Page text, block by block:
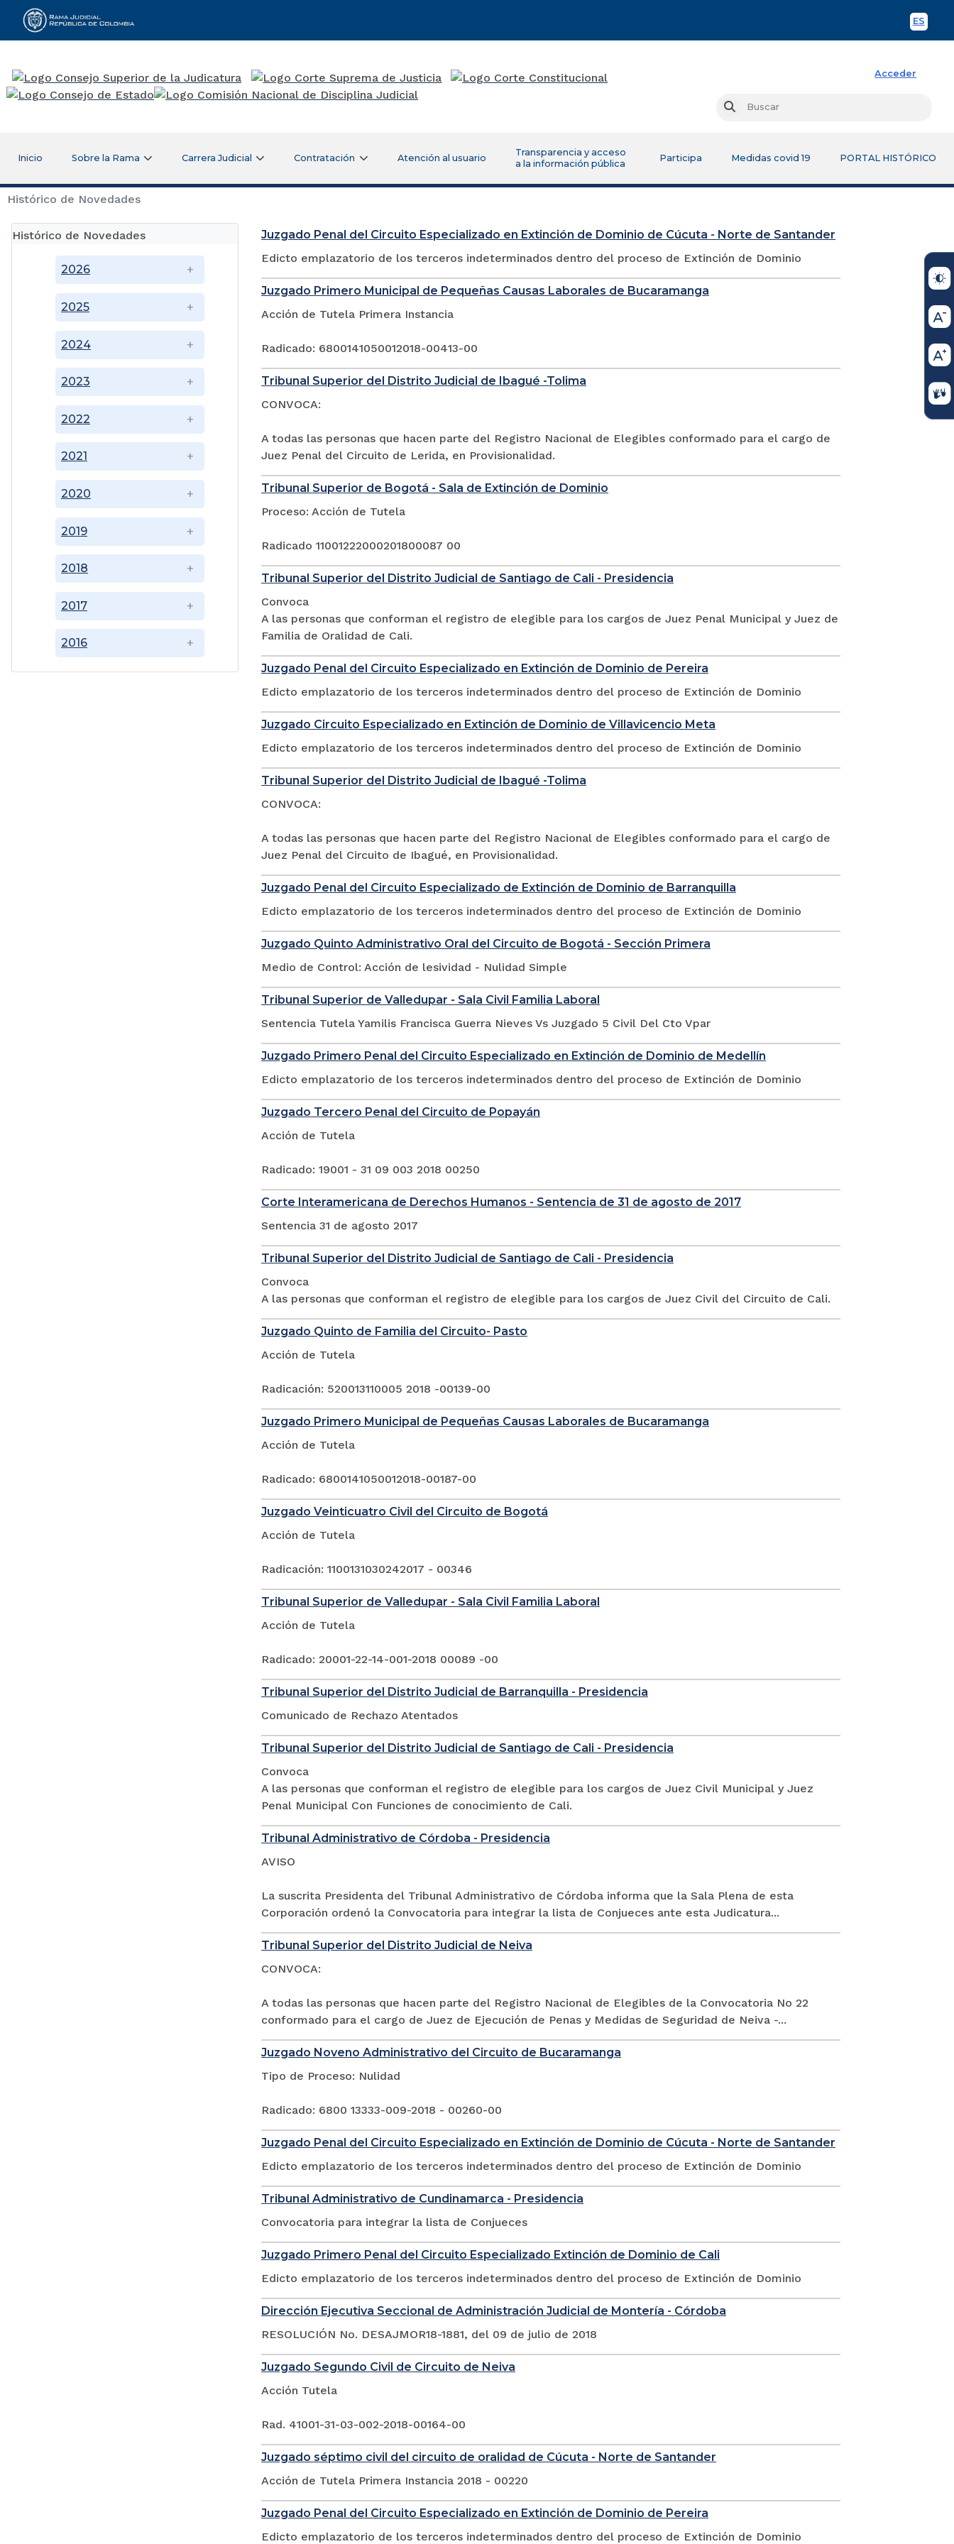
ES
Rama Judicial
Acceder
Buscar
Inicio Sobre la Rama Carrera Judicial Contratación Atención al usuario
Transparencia y acceso
a la información pública
Participa Medidas covid 19 PORTAL HISTÓRICO
Histórico de Novedades
Histórico de Novedades
2016
2017
2018
2019
2020
2021
2022
2023
2024
2025
2026
Juzgado Penal del Circuito Especializado en Extinción de Dominio de Cúcuta - Norte de Santander
Edicto emplazatorio de los terceros indeterminados dentro del proceso de Extinción de Dominio
Juzgado Primero Municipal de Pequeñas Causas Laborales de Bucaramanga
Acción de Tutela Primera Instancia
Radicado: 6800141050012018-00413-00
Tribunal Superior del Distrito Judicial de Ibagué -Tolima
CONVOCA:
A todas las personas que hacen parte del Registro Nacional de Elegibles conformado para el cargo de
Juez Penal del Circuito de Lerida, en Provisionalidad.
Tribunal Superior de Bogotá - Sala de Extinción de Dominio
Proceso: Acción de Tutela
Radicado 11001222000201800087 00
Tribunal Superior del Distrito Judicial de Santiago de Cali - Presidencia
Convoca
A las personas que conforman el registro de elegible para los cargos de Juez Penal Municipal y Juez de
Familia de Oralidad de Cali.
Juzgado Penal del Circuito Especializado en Extinción de Dominio de Pereira
Edicto emplazatorio de los terceros indeterminados dentro del proceso de Extinción de Dominio
Juzgado Circuito Especializado en Extinción de Dominio de Villavicencio Meta
Edicto emplazatorio de los terceros indeterminados dentro del proceso de Extinción de Dominio
Tribunal Superior del Distrito Judicial de Ibagué -Tolima
CONVOCA:
A todas las personas que hacen parte del Registro Nacional de Elegibles conformado para el cargo de
Juez Penal del Circuito de Ibagué, en Provisionalidad.
Juzgado Penal del Circuito Especializado de Extinción de Dominio de Barranquilla
Edicto emplazatorio de los terceros indeterminados dentro del proceso de Extinción de Dominio
Juzgado Quinto Administrativo Oral del Circuito de Bogotá - Sección Primera
Medio de Control: Acción de lesividad - Nulidad Simple
Tribunal Superior de Valledupar - Sala Civil Familia Laboral
Sentencia Tutela Yamilis Francisca Guerra Nieves Vs Juzgado 5 Civil Del Cto Vpar
Juzgado Primero Penal del Circuito Especializado en Extinción de Dominio de Medellín
Edicto emplazatorio de los terceros indeterminados dentro del proceso de Extinción de Dominio
Juzgado Tercero Penal del Circuito de Popayán
Acción de Tutela
Radicado: 19001 - 31 09 003 2018 00250
Corte Interamericana de Derechos Humanos - Sentencia de 31 de agosto de 2017
Sentencia 31 de agosto 2017
Tribunal Superior del Distrito Judicial de Santiago de Cali - Presidencia
Convoca
A las personas que conforman el registro de elegible para los cargos de Juez Civil del Circuito de Cali.
Juzgado Quinto de Familia del Circuito- Pasto
Acción de Tutela
Radicación: 520013110005 2018 -00139-00
Juzgado Primero Municipal de Pequeñas Causas Laborales de Bucaramanga
Acción de Tutela
Radicado: 6800141050012018-00187-00
Juzgado Veinticuatro Civil del Circuito de Bogotá
Acción de Tutela
Radicación: 1100131030242017 - 00346
Tribunal Superior de Valledupar - Sala Civil Familia Laboral
Acción de Tutela
Radicado: 20001-22-14-001-2018 00089 -00
Tribunal Superior del Distrito Judicial de Barranquilla - Presidencia
Comunicado de Rechazo Atentados
Tribunal Superior del Distrito Judicial de Santiago de Cali - Presidencia
Convoca
A las personas que conforman el registro de elegible para los cargos de Juez Civil Municipal y Juez
Penal Municipal Con Funciones de conocimiento de Cali.
Tribunal Administrativo de Córdoba - Presidencia
AVISO
La suscrita Presidenta del Tribunal Administrativo de Córdoba informa que la Sala Plena de esta
Corporación ordenó la Convocatoria para integrar la lista de Conjueces ante esta Judicatura...
Tribunal Superior del Distrito Judicial de Neiva
CONVOCA:
A todas las personas que hacen parte del Registro Nacional de Elegibles de la Convocatoria No 22
conformado para el cargo de Juez de Ejecución de Penas y Medidas de Seguridad de Neiva -...
Juzgado Noveno Administrativo del Circuito de Bucaramanga
Tipo de Proceso: Nulidad
Radicado: 6800 13333-009-2018 - 00260-00
Juzgado Penal del Circuito Especializado en Extinción de Dominio de Cúcuta - Norte de Santander
Edicto emplazatorio de los terceros indeterminados dentro del proceso de Extinción de Dominio
Tribunal Administrativo de Cundinamarca - Presidencia
Convocatoria para integrar la lista de Conjueces
Juzgado Primero Penal del Circuito Especializado Extinción de Dominio de Cali
Edicto emplazatorio de los terceros indeterminados dentro del proceso de Extinción de Dominio
Dirección Ejecutiva Seccional de Administración Judicial de Montería - Córdoba
RESOLUCIÓN No. DESAJMOR18-1881, del 09 de julio de 2018
Juzgado Segundo Civil de Circuito de Neiva
Acción Tutela
Rad. 41001-31-03-002-2018-00164-00
Juzgado séptimo civil del circuito de oralidad de Cúcuta - Norte de Santander
Acción de Tutela Primera Instancia 2018 - 00220
Juzgado Penal del Circuito Especializado en Extinción de Dominio de Pereira
Edicto emplazatorio de los terceros indeterminados dentro del proceso de Extinción de Dominio